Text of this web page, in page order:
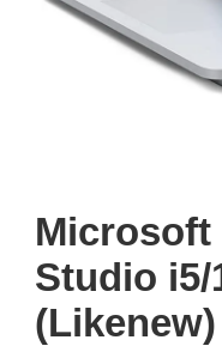
Microsoft
Studio i5/
(Likenew)